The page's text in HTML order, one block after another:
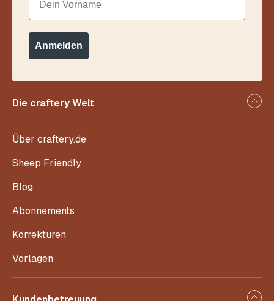
Die craftery Welt
Über craftery.de
Sheep Friendly
Blog
Abonnements
Korrekturen
Vorlagen
Anmelden